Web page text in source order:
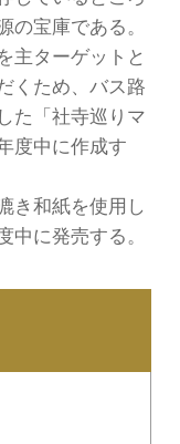
の宝庫である。
主ターゲットと
くため、バス路
た「社寺巡りマ
度中に作成す
き和紙を使用し
中に発売する。